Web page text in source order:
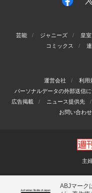
芸能 ジャニーズ 皇室
コミックス
運営会社 利用
パーソナルデータの外部送信
広告掲載
ニュース提供先
お問い合わせ
主
ABJマーク